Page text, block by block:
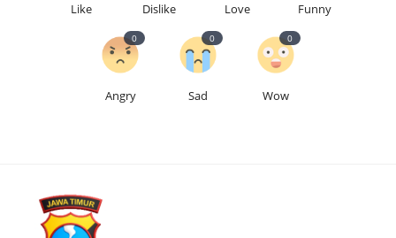
Like Dislike Love Funny
Angry
0
Sad
0
Wow
0